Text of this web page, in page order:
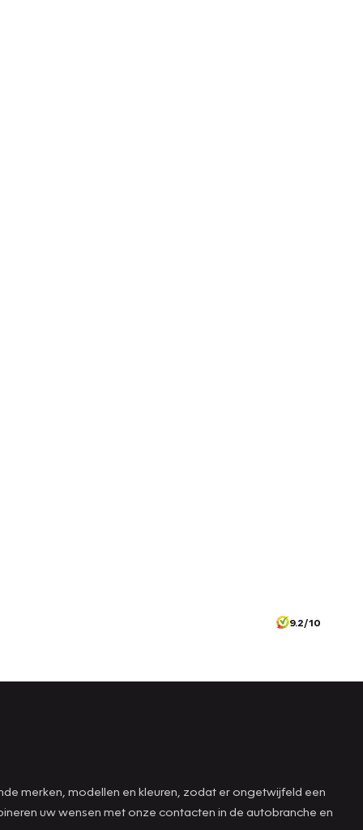
9.2/10
merken, modellen en kleuren, zodat er ongetwijfeld een
uw wensen met onze contacten in de autobranche en